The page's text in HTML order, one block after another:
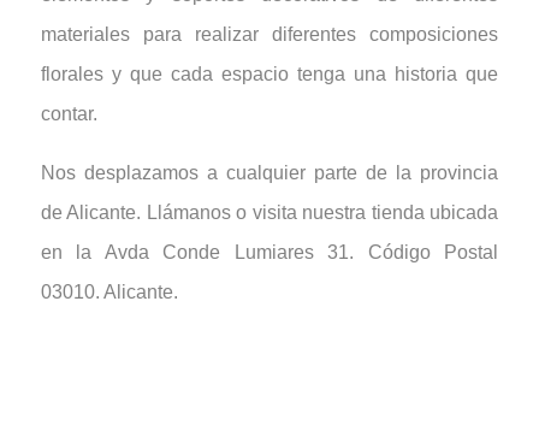
materiales para realizar diferentes composiciones
florales y que cada espacio tenga una historia que
contar.
Nos desplazamos a cualquier parte de la provincia
de Alicante. Llámanos o visita nuestra tienda ubicada
en la Avda Conde Lumiares 31. Código Postal
03010. Alicante.